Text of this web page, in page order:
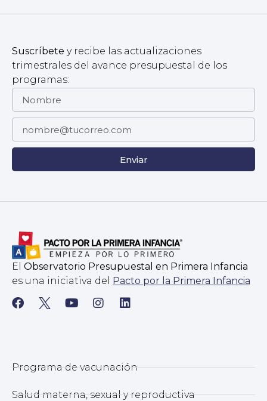
Suscríbete y recibe las actualizaciones
trimestrales del avance presupuestal de los
programas:
Enviar
El Observatorio Presupuestal en Primera Infancia
es una iniciativa del
Pacto por la Primera Infancia
Programa de vacunación
Salud materna, sexual y reproductiva